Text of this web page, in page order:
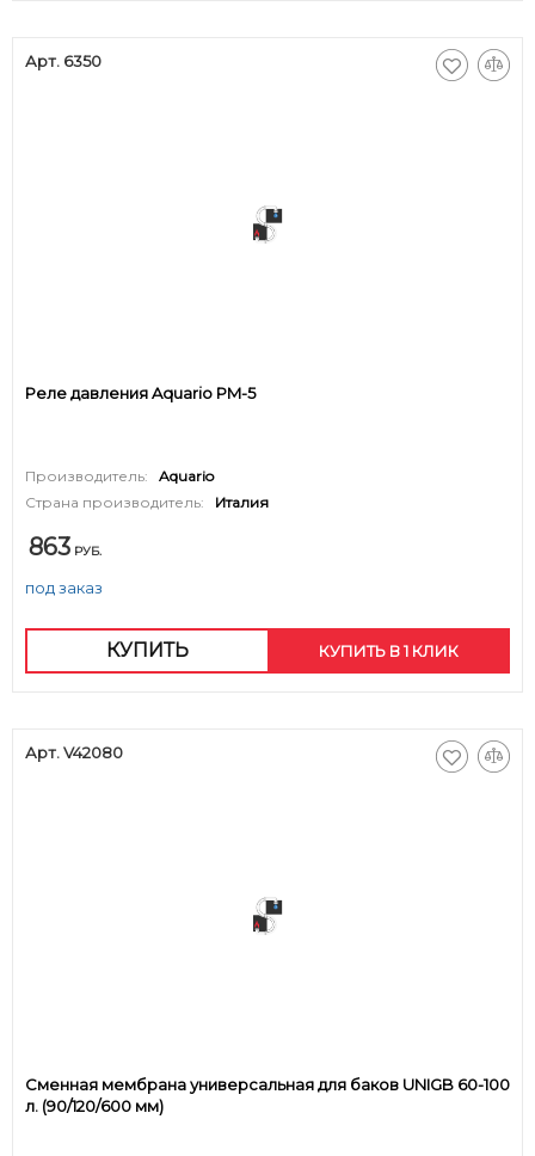
Арт. 6350
Реле давления Aquario PM-5
Производитель:
Aquario
Страна производитель:
Италия
863 РУБ.
под заказ
КУПИТЬ КУПИТЬ В 1 КЛИК
Арт. V42080
Сменная мембрана универсальная для баков UNIGB 60-100
л. (90/120/600 мм)